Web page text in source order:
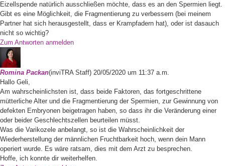
Eizellspende natürlich ausschließen möchte, dass es an den Spermien liegt.
Gibt es eine Möglichkeit, die Fragmentierung zu verbessern (bei meinem
Partner hat sich herausgestellt, dass er Krampfadern hat), oder ist dasauch
nicht so wichtig?
Zum Antworten anmelden
Romina Packan(inviTRA Staff) 20/05/2020 um 11:37 a.m.
Hallo Geli,
Am wahrscheinlichsten ist, dass beide Faktoren, das fortgeschrittene
mütterliche Alter und die Fragmentierung der Spermien, zur Gewinnung von
defekten Embryonen beigetragen haben, so dass ihr die Veränderung einer
oder beider Geschlechtszellen beurteilen müsst.
Was die Varikozele anbelangt, so ist die Wahrscheinlichkeit der
Wiederherstellung der männlichen Fruchtbarkeit hoch, wenn dein Mann
operiert wurde. Es wäre ratsam, dies mit dem Arzt zu besprechen.
Hoffe, ich konnte dir weiterhelfen.